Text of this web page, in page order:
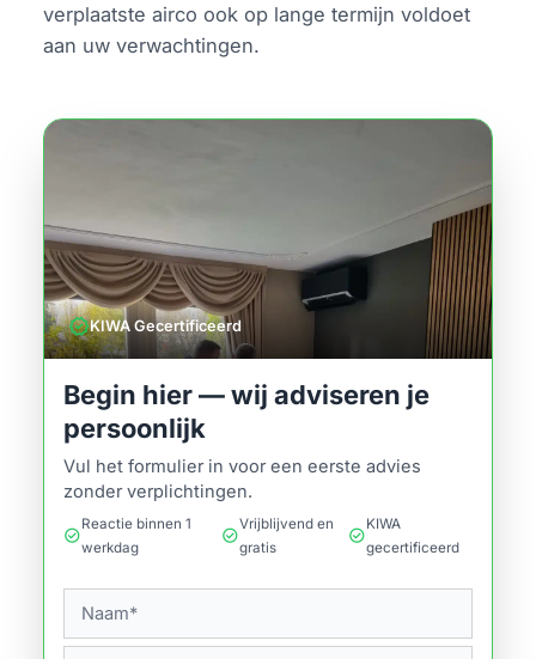
verplaatste airco ook op lange termijn voldoet
aan uw verwachtingen.
verifiedKIWA Gecertificeerd
Begin hier — wij adviseren je
persoonlijk
Vul het formulier in voor een eerste advies
zonder verplichtingen.
check_circle
Reactie binnen 1
werkdag
check_circle
Vrijblijvend en
gratis
check_circle
KIWA
gecertificeerd